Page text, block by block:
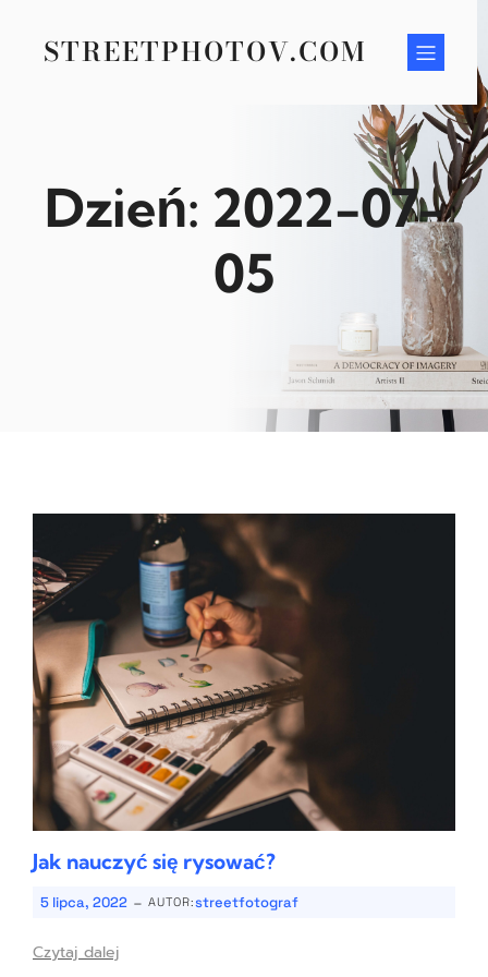
STREETPHOTOV.COM
Dzień: 2022-07-
05
Jak nauczyć się rysować?
5 lipca, 2022 - AUTOR:streetfotograf
Czytaj dalej